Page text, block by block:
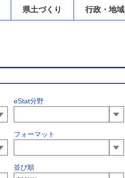
県土づくり 行政・地域
eStat分野
フォーマット
並び順